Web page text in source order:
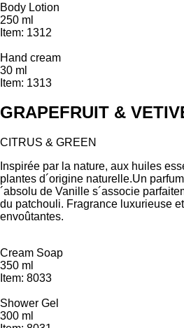
Body Lotion
250 ml
Item: 1312
Hand cream
30 ml
Item: 1313
GRAPEFRUIT &
CITRUS & GREEN
Inspirée par la nature, aux huiles
plantes d´origine naturelle.Un
´absolu de Vanille s´associe
du patchouli. Fragrance luxurieuse
envoûtantes.
Cream Soap
350 ml
Item: 8033
Shower Gel
300 ml